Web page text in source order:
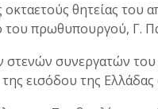
θητείας του
του πρωθυπουργού, Γ.
στενών συνεργατών
εισόδου της